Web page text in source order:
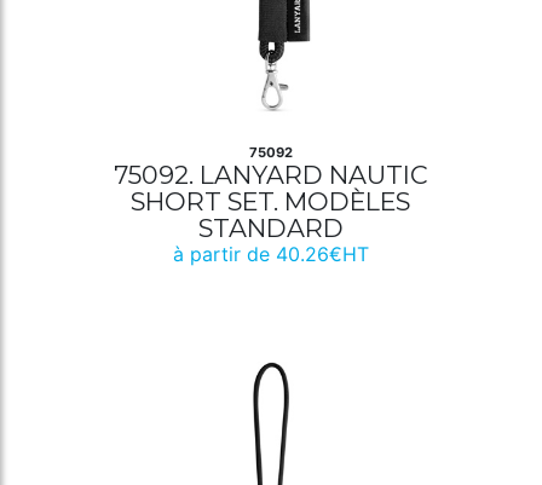
75092
75092. LANYARD NAUTIC
SHORT SET. MODÈLES
STANDARD
à partir de 40.26€HT